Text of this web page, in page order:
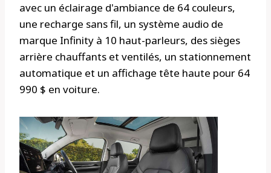
avec un éclairage d'ambiance de 64 couleurs,
une recharge sans fil, un système audio de
marque Infinity à 10 haut-parleurs, des sièges
arrière chauffants et ventilés, un stationnement
automatique et un affichage tête haute pour 64
990 $ en voiture.